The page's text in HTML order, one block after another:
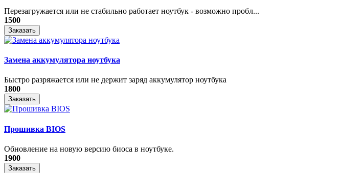
Перезагружается или не стабильно работает ноутбук - возможно пробл...
1500
Заказать
Замена аккумулятора ноутбука
Быстро разряжается или не держит заряд аккумулятор ноутбука
1800
Заказать
Прошивка BIOS
Обновление на новую версию биоса в ноутбуке.
1900
Заказать